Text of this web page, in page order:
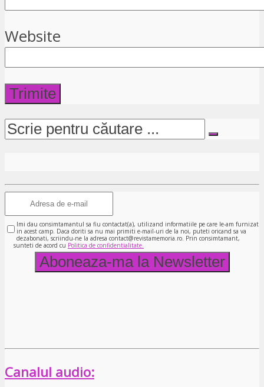
Website
Imi dau consimtamantul sa fiu contactat(a), utilizand informatiile pe care le-am furnizat
in acest camp. Daca doriti sa nu mai primiti e-mail-uri de la noi, puteti oricand sa va
dezabonati, scriindu-ne la adresa contact@revistamemoria.ro. Prin consimtamant,
sunteti de acord cu Politica de confidentialitate.
Canalul audio: